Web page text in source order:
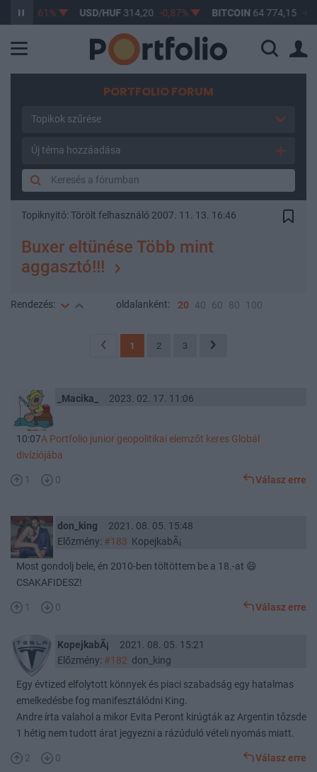
-0,61% USD/HUF 314,20 -0,87% BITCOIN64 774,15 -0,21%
PORTFOLIO FORUM
Topikok szűrése
Új téma hozzáadása
Topiknyitó: Törölt felhasználó 2007. 11. 13. 16:46
Buxer eltünése Több mint
aggasztó!!!
Rendezés: oldalanként: 20 40 60 80 100
1 2 3
_Macika_ 2023. 02. 17. 11:06
10:07A Portfolio junior geopolitikai elemzőt keres Globál
divíziójába
1 0 Válasz erre
don_king
2021. 08. 05. 15:48
Előzmény: #183 KopejkabÃ¡
Most gondolj bele, én 2010-ben töltöttem be a 18.-at 😄
CSAKAFIDESZ!
1 0 Válasz erre
KopejkabÃ¡
2021. 08. 05. 15:21
Előzmény: #182 don_king
Egy évtized elfolytott könnyek és piaci szabadság egy hatalmas
emelkedésbe fog manifesztálódni King.
Andre írta valahol a mikor Evita Peront kirúgták az Argentin tőzsde
1 hétig nem tudott árat jegyezni a rázúduló vételi nyomás miatt.
2 0 Válasz erre